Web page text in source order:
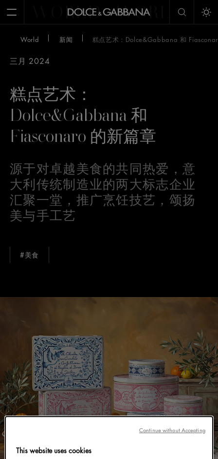
Open MenuWORLD WORLD
World 新闻 糕点艺术：Dolce&Gabbana 和
三月 2024
糕点艺术：
Dolce&Gabbana 和
Fiasconaro 的新篇章
源于对卓越美食的共同热爱，意
大利传统制造业的两大标志企业
汇聚一堂，推广烹饪技艺，颂扬
美与手工艺
#美食
This website uses cookies
Continue without Accepting